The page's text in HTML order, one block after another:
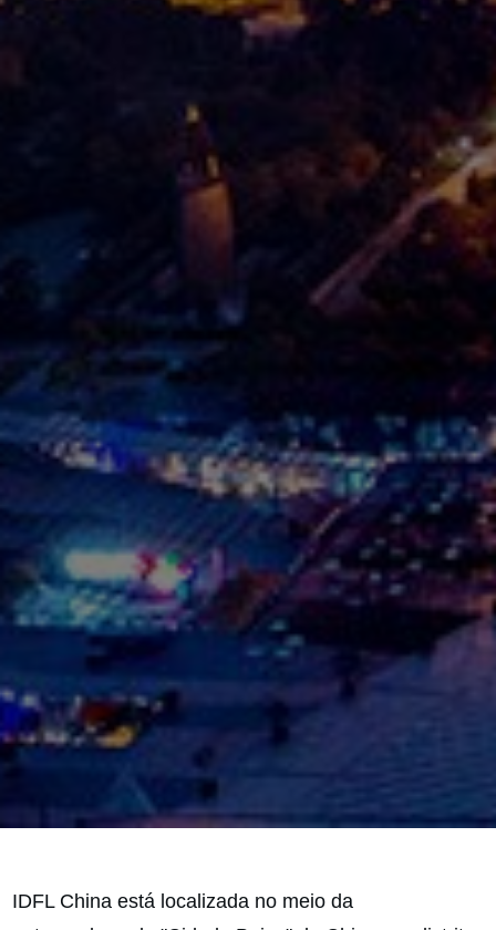
IDFL China está localizada no meio da